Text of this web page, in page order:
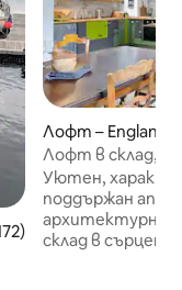
4,95 от 5,
Лофт – England
Лофт в склад,
Уютен,
поддържан
архитектурно
склад в